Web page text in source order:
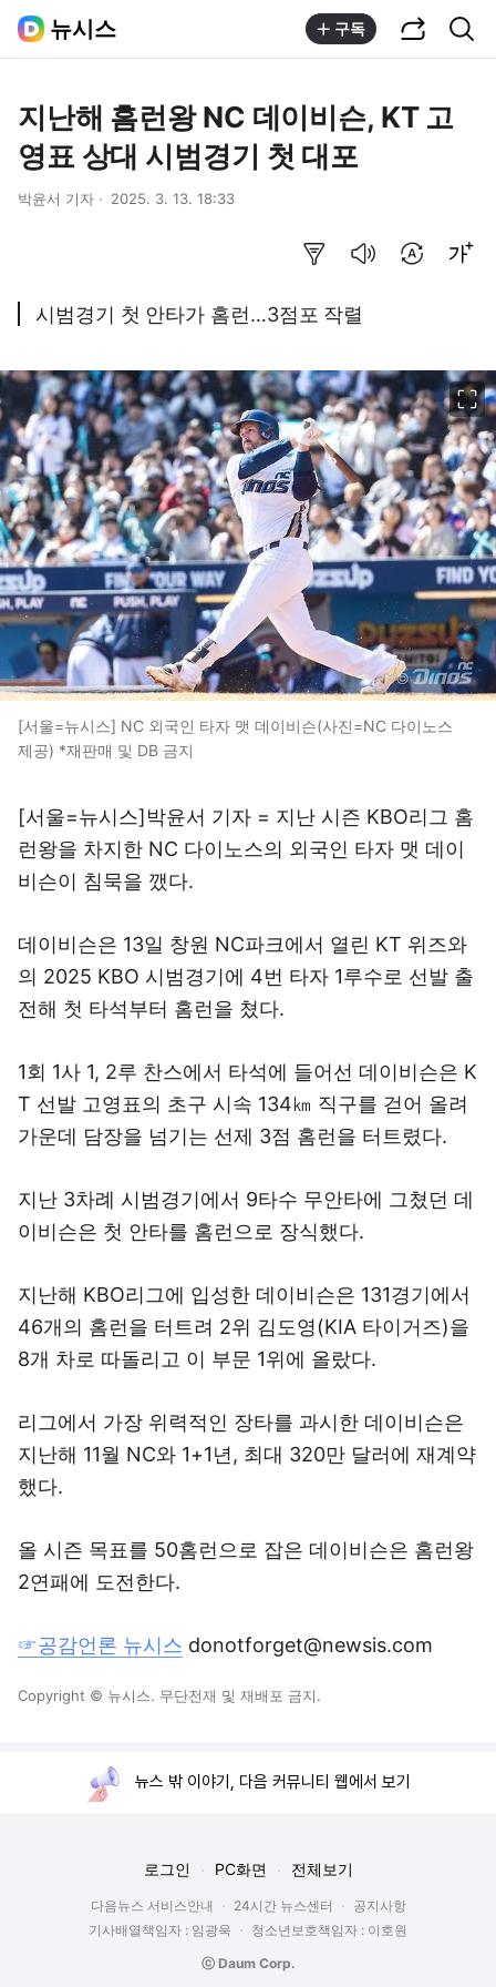
뉴시스 구독
지난해 홈런왕 NC 데이비슨, KT 고
영표 상대 시범경기 첫 대포
박윤서 기자 2025. 3. 13. 18:33
시범경기 첫 안타가 홈런…3점포 작렬
[서울=뉴시스] NC 외국인 타자 맷 데이비슨(사진=NC 다이노스
제공) *재판매 및 DB 금지
[서울=뉴시스]박윤서 기자 = 지난 시즌 KBO리그 홈
런왕을 차지한 NC 다이노스의 외국인 타자 맷 데이
비슨이 침묵을 깼다.
데이비슨은 13일 창원 NC파크에서 열린 KT 위즈와
의 2025 KBO 시범경기에 4번 타자 1루수로 선발 출
전해 첫 타석부터 홈런을 쳤다.
1회 1사 1, 2루 찬스에서 타석에 들어선 데이비슨은 K
T 선발 고영표의 초구 시속 134㎞ 직구를 걷어 올려
가운데 담장을 넘기는 선제 3점 홈런을 터트렸다.
지난 3차례 시범경기에서 9타수 무안타에 그쳤던 데
이비슨은 첫 안타를 홈런으로 장식했다.
지난해 KBO리그에 입성한 데이비슨은 131경기에서
46개의 홈런을 터트려 2위 김도영(KIA 타이거즈)을
8개 차로 따돌리고 이 부문 1위에 올랐다.
리그에서 가장 위력적인 장타를 과시한 데이비슨은
지난해 11월 NC와 1+1년, 최대 320만 달러에 재계약
했다.
올 시즌 목표를 50홈런으로 잡은 데이비슨은 홈런왕
2연패에 도전한다.
☞공감언론 뉴시스 donotforget@newsis.com
Copyright © 뉴시스. 무단전재 및 재배포 금지.
뉴스 밖 이야기, 다음 커뮤니티 웹에서 보기
로그인 PC화면 전체보기
다음뉴스 서비스안내 24시간 뉴스센터
공지사항
기사배열책임자 : 임광욱
청소년보호책임자 : 이호원
ⓒ Daum Corp.